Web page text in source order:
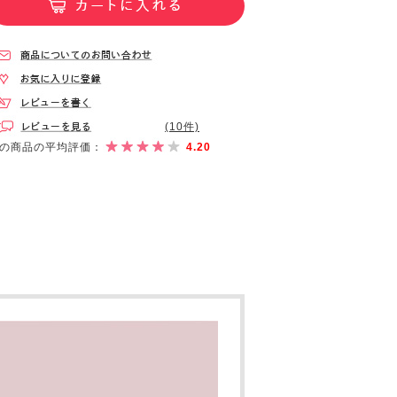
(10件)
商品の平均評価：
4.20